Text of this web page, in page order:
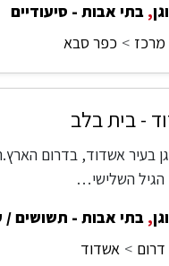
, בתי אבות - סיעודיים
מרכז
כפר סבא
- בית בלב
בעיר אשדוד, בדרום
הגיל השלישי…
, בתי אבות - תשושים /
אשדוד